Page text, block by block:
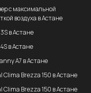
с максимальной
воздуха в Астане
в Астане
в Астане
A7 в Астане
Clima Brezza 150 в Астане
Clima Brezza 150 в Астане